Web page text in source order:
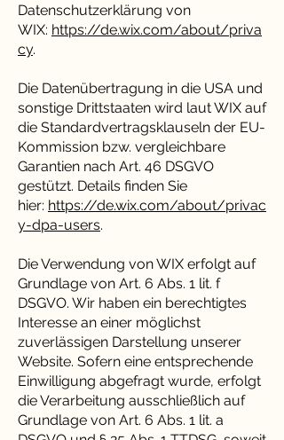
Datenschutzerklärung von
WIX: https://de.wix.com/about/priva
cy.
Die Datenübertragung in die USA und
sonstige Drittstaaten wird laut WIX auf
die Standardvertragsklauseln der EU-
Kommission bzw. vergleichbare
Garantien nach Art. 46 DSGVO
gestützt. Details finden Sie
hier: https://de.wix.com/about/privac
y-dpa-users.
Die Verwendung von WIX erfolgt auf
Grundlage von Art. 6 Abs. 1 lit. f
DSGVO. Wir haben ein berechtigtes
Interesse an einer möglichst
zuverlässigen Darstellung unserer
Website. Sofern eine entsprechende
Einwilligung abgefragt wurde, erfolgt
die Verarbeitung ausschließlich auf
Grundlage von Art. 6 Abs. 1 lit. a